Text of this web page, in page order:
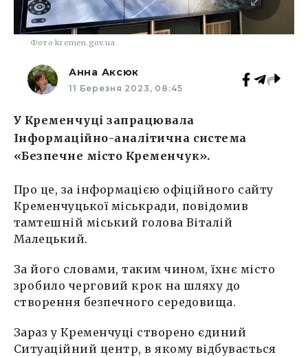
Фото kremen.gov.ua
Анна Аксюк
11 Березня 2023, 08:45
У Кременчуці запрацювала
Інформаційно-аналітична система
«Безпечне місто Кременчук».
Про це, за інформацією офіційного сайту
Кременчуцької міськради, повідомив
тамтешній міський голова Віталій
Малецький.
За його словами, таким чином, їхнє місто
зробило черговий крок на шляху до
створення безпечного середовища.
Зараз у Кременчуці створено єдиний
Ситуаційний центр, в якому відбувається